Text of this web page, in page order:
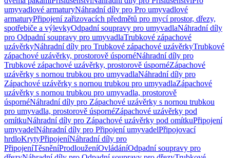
umyvadlové armaturyNáhradní díly pro Pro umyvadlové
armaturyPřipojení zařizovacích předmětů pro mycí prostor, dřezy,
spotřebiče a výlevkyOdpadní soupravy pro umyvadlaNáhradní díly
pro Odpadní soupravy pro umyvadlaTrubkové zápachové
uzávěrkyNáhradní díly pro Trubkové zápachové uzávěrkyTrubkové
zápachové uzávěrky, prostorově úspornéNáhradní díly pro
Trubkové zápachové uzávěrky, prostorově úspornéZápachové
uzávěrky s nornou trubkou pro umyvadlaNáhradní díly pro
Zápachové uzávěrky s nornou trubkou pro umyvadlaZápachové
uzávěrky s nornou trubkou pro umyvadla, prostorově
úspornéNáhradní díly pro Zápachové uzávěrky s nornou trubkou
pro umyvadla, prostorově úspornéZápachové uzávěrky pod
omítkuNáhradní díly pro Zápachové uzávěrky pod omítkuPřipojení
umyvadelNáhradní díly pro Připojení umyvadelPřipojovací
hrdloKrytyPřipojeníNáhradní díly pro
PřipojeníTěsněníProdlouženíOvládáníOdpadní soupravy pro